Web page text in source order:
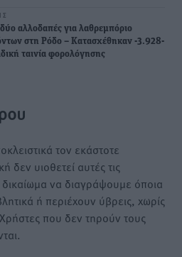
αλλοδαπές για λαθρεμπόριο
στη Ρόδο – Κατασχέθηκαν -3.928-
ταινία φορολόγησης
τον εκάστοτε
δεν υιοθετεί αυτές τις
να διαγράψουμε όποια
ή περιέχουν ύβρεις, χωρίς
που δεν τηρούν τους